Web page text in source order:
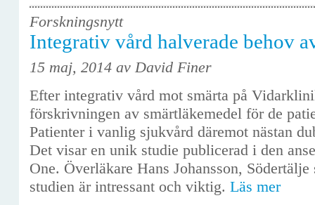
Forskningsnytt
Integrativ vård halverade behov
15 maj, 2014 av David Finer
Efter integrativ vård mot smärta på
förskrivningen av smärtläkemedel för de
Patienter i vanlig sjukvård däremot nästan
Det visar en unik studie publicerad i den
One. Överläkare Hans Johansson,
studien är intressant och viktig. Läs mer